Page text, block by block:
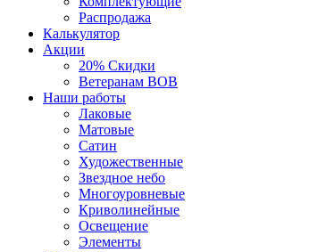
Распродажа
Калькулятор
Акции
20% Скидки
Ветеранам ВОВ
Наши работы
Лаковые
Матовые
Сатин
Художественные
Звездное небо
Многоуровневые
Криволинейные
Освещение
Элементы